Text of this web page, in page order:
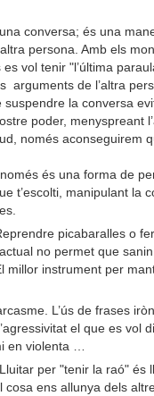
conversa; és una
persona. Amb els
vol tenir "l’última
arguments de l’altra
la conversa
poder, menyspreant
només aconseguirem
és una forma de
t’escolti, manipulant la
picabaralles o
no permet que
millor instrument per
L’ús de frases
el que es vol
en violenta …
per "tenir la raó" és
ens allunya dels